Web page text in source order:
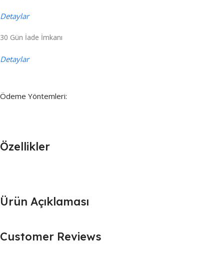
Detaylar
30 Gün İade İmkanı
Detaylar
Ödeme Yöntemleri:
Ürün Açıklaması
Özellikler
Customer Reviews